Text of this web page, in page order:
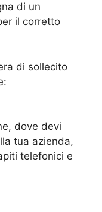
di un
il corretto
di sollecito
dove devi
tua azienda,
telefonici e